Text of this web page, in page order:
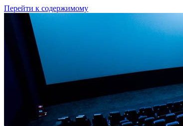
Перейти к содержимому